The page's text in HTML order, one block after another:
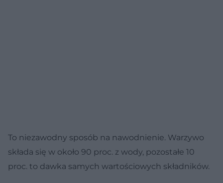
To niezawodny sposób na nawodnienie. Warzywo
składa się w około 90 proc. z wody, pozostałe 10
proc. to dawka samych wartościowych składników.